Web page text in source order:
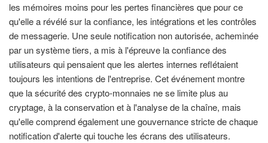
les mémoires moins pour les pertes financières que pour ce
qu'elle a révélé sur la confiance, les intégrations et les contrôles
de messagerie. Une seule notification non autorisée, acheminée
par un système tiers, a mis à l'épreuve la confiance des
utilisateurs qui pensaient que les alertes internes reflétaient
toujours les intentions de l'entreprise. Cet événement montre
que la sécurité des crypto-monnaies ne se limite plus au
cryptage, à la conservation et à l'analyse de la chaîne, mais
qu'elle comprend également une gouvernance stricte de chaque
notification d'alerte qui touche les écrans des utilisateurs.